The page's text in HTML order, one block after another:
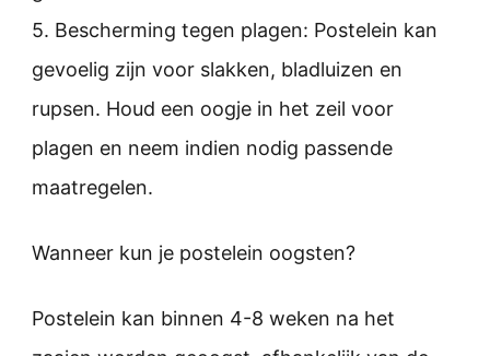
5. Bescherming tegen plagen: Postelein kan
gevoelig zijn voor slakken, bladluizen en
rupsen. Houd een oogje in het zeil voor
plagen en neem indien nodig passende
maatregelen.
Wanneer kun je postelein oogsten?
Postelein kan binnen 4-8 weken na het